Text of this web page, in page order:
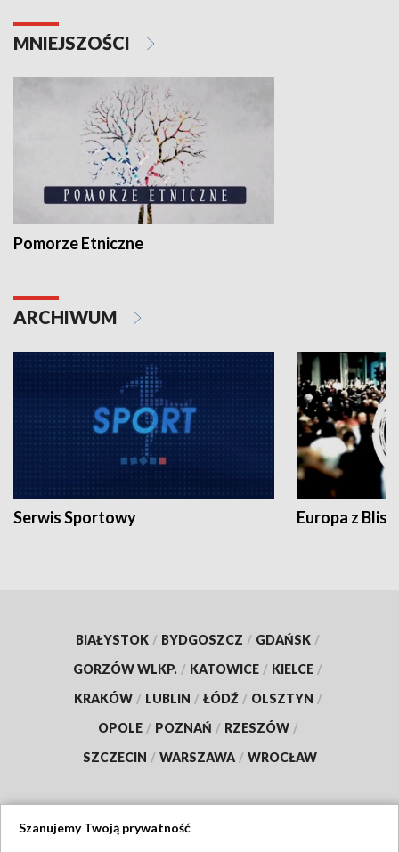
MNIEJSZOŚCI
Pomorze Etniczne
ARCHIWUM
Serwis Sportowy Europa z
BIAŁYSTOK / BYDGOSZCZ / GDAŃSK /
GORZÓW WLKP. / KATOWICE / KIELCE /
KRAKÓW / LUBLIN / ŁÓDŹ / OLSZTYN /
OPOLE / POZNAŃ / RZESZÓW /
SZCZECIN / WARSZAWA / WROCŁAW
Szanujemy Twoją prywatność